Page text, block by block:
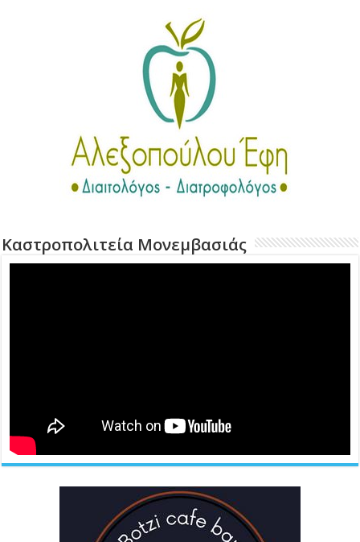
Καστροπολιτεία Μονεμβασιάς